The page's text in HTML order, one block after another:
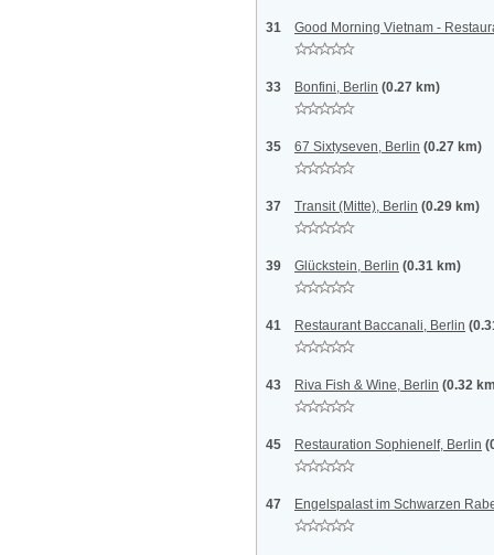
31 Good Morning Vietnam -
33 Bonfini, Berlin (0.27 km)
35 67 Sixtyseven, Berlin (0.27 km)
37 Transit (Mitte), Berlin (0.29 km)
39 Glückstein, Berlin (0.31 km)
41 Restaurant Baccanali, Berlin
43 Riva Fish & Wine, Berlin (0.32
45 Restauration Sophienelf, Berlin
47 Engelspalast im Schwarzen